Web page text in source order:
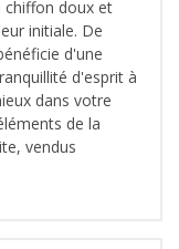
chiffon doux et
initiale. De
d'une
d'esprit à
dans votre
de la
vendus